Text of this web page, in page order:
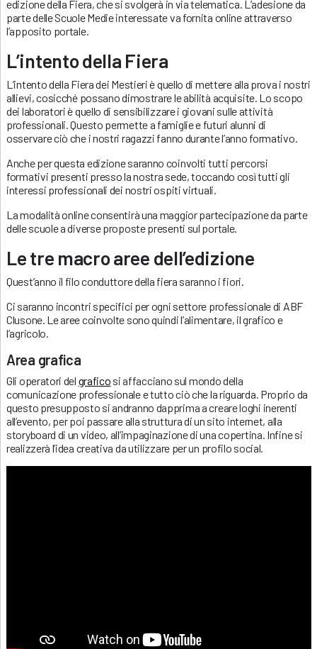
edizione della Fiera, che si svolgerà in via telematica. L’adesione da
parte delle Scuole Medie interessate va fornita online attraverso
l’apposito portale.
L’intento della Fiera
L’intento della Fiera dei Mestieri è quello di mettere alla prova i nostri
allievi, cosicché possano dimostrare le abilità acquisite. Lo scopo
dei laboratori è quello di sensibilizzare i giovani sulle attività
professionali. Questo permette a famiglie e futuri alunni di
osservare ciò che i nostri ragazzi fanno durante l’anno formativo.
Anche per questa edizione saranno coinvolti tutti percorsi
formativi presenti presso la nostra sede, toccando così tutti gli
interessi professionali dei nostri ospiti virtuali.
La modalità online consentirà una maggior partecipazione da parte
delle scuole a diverse proposte presenti sul portale.
Le tre macro aree dell’edizione
Quest’anno il filo conduttore della fiera saranno i fiori.
Ci saranno incontri specifici per ogni settore professionale di ABF
Clusone. Le aree coinvolte sono quindi l’alimentare, il grafico e
l’agricolo.
Area grafica
Gli operatori del grafico si affacciano sul mondo della
comunicazione professionale e tutto ciò che la riguarda. Proprio da
questo presupposto si andranno dapprima a creare loghi inerenti
all’evento, per poi passare alla struttura di un sito internet, alla
storyboard di un video, all’impaginazione di una copertina. Infine si
realizzerà l’idea creativa da utilizzare per un profilo social.